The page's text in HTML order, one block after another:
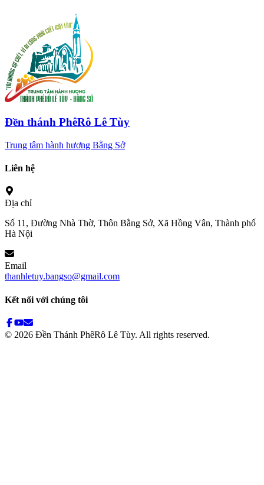
Đền thánh PhêRô Lê Tùy
Trung tâm hành hương Bằng Sở
Liên hệ
Địa chỉ
Số 11, Đường Nhà Thờ, Thôn Bằng Sở, Xã Hồng Vân, Thành phố
Hà Nội
Email
thanhletuy.bangso@gmail.com
Kết nối với chúng tôi
© 2026 Đền Thánh PhêRô Lê Tùy. All rights reserved.